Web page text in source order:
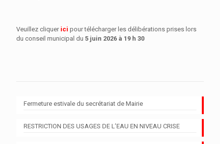
Veuillez cliquer ici pour télécharger les délibérations prises lors
du conseil municipal du 5 juin 2026 à 19 h 30
Fermeture estivale du secrétariat de Mairie
RESTRICTION DES USAGES DE L’EAU EN NIVEAU CRISE